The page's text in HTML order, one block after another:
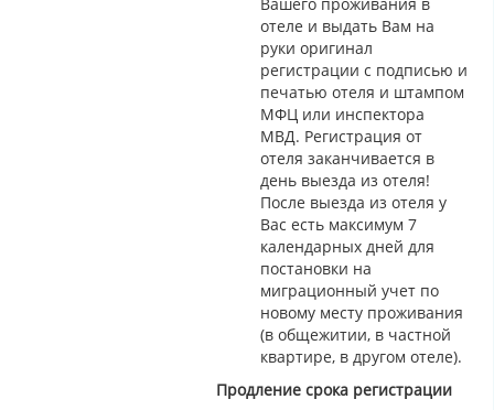
отеле и выдать Вам на
руки оригинал
регистрации с подписью и
печатью отеля и штампом
МФЦ или инспектора
МВД. Регистрация от
отеля заканчивается в
день выезда из отеля!
После выезда из отеля у
Вас есть максимум 7
календарных дней для
постановки на
миграционный учет по
новому месту проживания
(в общежитии, в частной
квартире, в другом отеле).
Продление срока регистрации